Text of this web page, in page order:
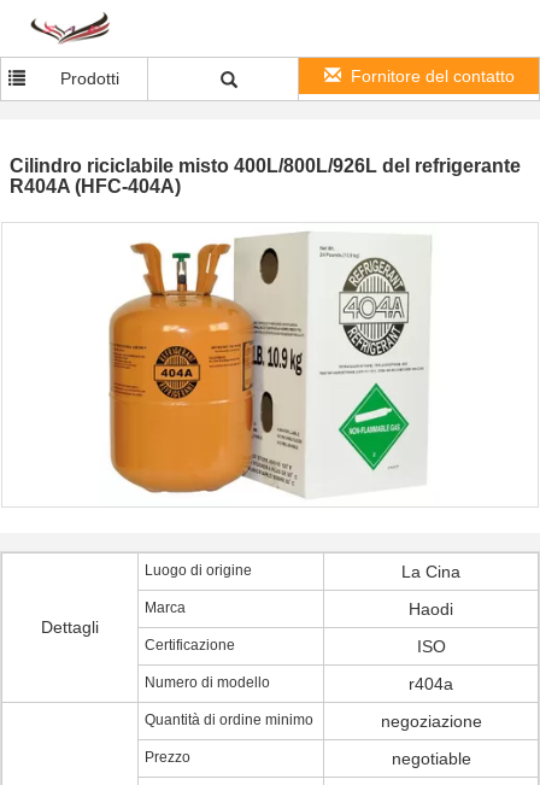
Prodotti Fornitore del contatto
Cilindro riciclabile misto 400L/800L/926L del refrigerante
R404A (HFC-404A)
Dettagli
Luogo di origine La Cina
Marca Haodi
Certificazione ISO
Numero di modello r404a
Quantità di ordine minimo negoziazione
Prezzo negotiable